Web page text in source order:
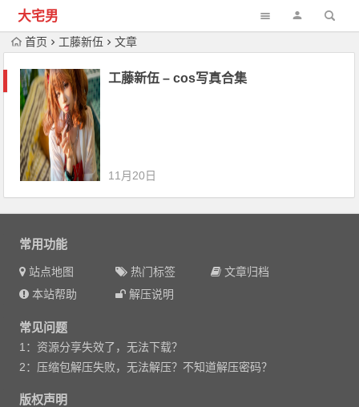
大宅男
首页 工藤新伍 文章
工藤新伍 – cos写真合集
11月20日
常用功能
站点地图 热门标签
文章归档
本站帮助
解压说明
常见问题
1：资源分享失效了，无法下载？
2：压缩包解压失败，无法解压？不知道解压密码？
版权声明